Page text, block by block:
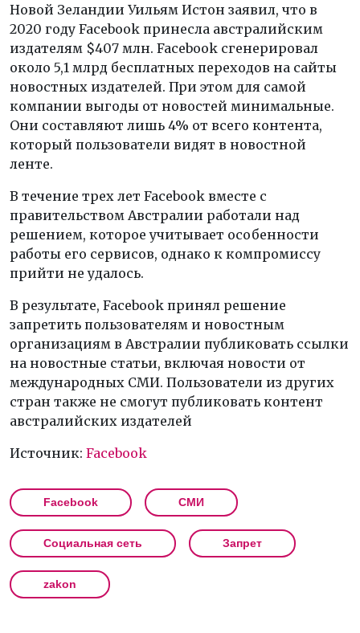
Новой Зеландии Уильям Истон заявил, что в
2020 году Facebook принесла австралийским
издателям $407 млн. Facebook сгенерировал
около 5,1 млрд бесплатных переходов на сайты
новостных издателей. При этом для самой
компании выгоды от новостей минимальные.
Они составляют лишь 4% от всего контента,
который пользователи видят в новостной
ленте.
В течение трех лет Facebook вместе с
правительством Австралии работали над
решением, которое учитывает особенности
работы его сервисов, однако к компромиссу
прийти не удалось.
В результате, Facebook принял решение
запретить пользователям и новостным
организациям в Австралии публиковать ссылки
на новостные статьи, включая новости от
международных СМИ. Пользователи из других
стран также не смогут публиковать контент
австралийских издателей
Источник: Facebook
Facebook СМИ
Социальная сеть Запрет
zakon